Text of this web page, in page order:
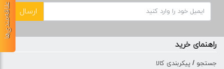
ارسال
راهنمای خرید
جستجو / پیکربندی کالا
علاقه‌مندی‌ها